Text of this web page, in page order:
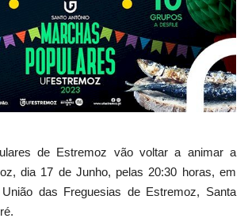
de Estremoz vão voltar a animar a
dia 17 de Junho, pelas 20:30 horas, em
das Freguesias de Estremoz, Santa